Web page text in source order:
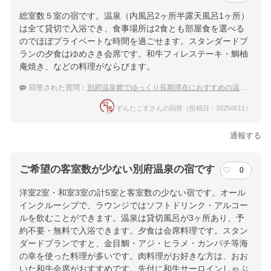
総室数５室の宿です。温泉（内風呂2ヶ所半露天風呂1ヶ所）
は全て貸切で入浴でき、食事場所は2食とも部屋食を選べる
のでほぼプライベートな時間を過ごせます。スタンダードプ
ランの夕食はゆめさき会席です。和牛フィレステーキ・鯛柚
庵焼き、などの料理がならびます。
回答された質問： 別府温泉郷でゆっくり長期滞在におすすめの温泉宿
ずんたこすさんの回答（投稿日：2025/8/11）
通報する
ご希望の客室数が少ない別府温泉の宿です 0
洋室2室・和室3室の計5室と客室数の少ない宿です。オール
インクルーシブで、ラウンジではソフトドリンク・アルコー
ルを飲むことができます。温泉は貸切風呂が3ヶ所あり、予
約不要・無料で入浴できます。夕食は会席料理です。スタン
ダードプランですと、金目鯛・アジ・ヒラメ・カンパチ等海
の幸を使った料理が多いです。肉料理がお好きな方は、おお
いた和牛会席がおすすめです。先付に和牛サーロインしゃぶ